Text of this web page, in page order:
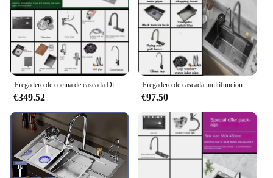
Fregadero de cocina de cascada Digital de acero inoxidable 304, tanque de agua en relieve de panal, un solo tanque, lavabo de lavado de verduras para el hogar
€349.52
Fregadero de cascada multifuncional de una sola ranura grande con grifo Gourmet, Nano 304, accesorios de cocina de acero inoxidable
€97.50